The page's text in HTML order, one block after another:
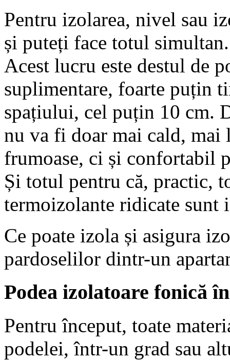
Pentru izolarea, nivel sau
și puteți face totul simultan.
Acest lucru este destul de
suplimentare, foarte puțin
spațiului, cel puțin 10 cm.
nu va fi doar mai cald,
frumoase, ci și confortabil
Și totul pentru că, practic,
termoizolante ridicate sunt
Ce poate izola și asigura
pardoselilor dintr-un
Podea izolatoare fonică
Pentru început, toate
podelei, într-un grad sau